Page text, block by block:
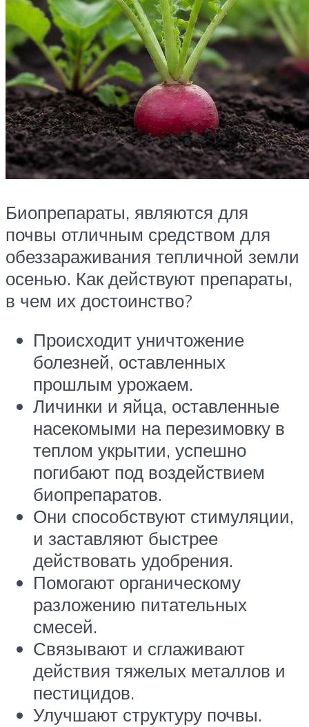
Биопрепараты, являются для
почвы отличным средством для
обеззараживания тепличной земли
осенью. Как действуют препараты,
в чем их достоинство?
Происходит уничтожение
болезней, оставленных
прошлым урожаем.
Личинки и яйца, оставленные
насекомыми на перезимовку в
теплом укрытии, успешно
погибают под воздействием
биопрепаратов.
Они способствуют стимуляции,
и заставляют быстрее
действовать удобрения.
Помогают органическому
разложению питательных
смесей.
Связывают и сглаживают
действия тяжелых металлов и
пестицидов.
Улучшают структуру почвы.